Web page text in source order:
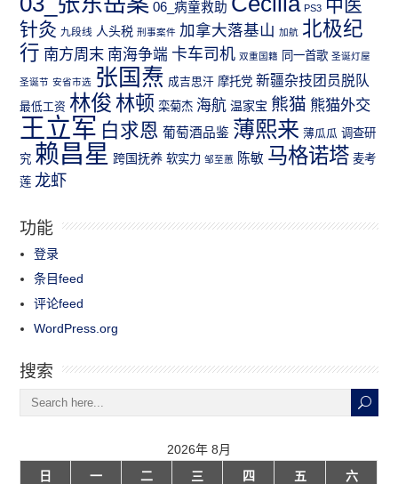
06_病童救助 PS3 中医
针灸 九段线 人头税 刑事案件 加拿大落基山 加航 北极纪
行 南方周末 南海争端 卡车司机 双重国籍 同一首歌 圣诞灯屋
圣诞节 安省市选 张国焘 成吉思汗 摩托党 新疆杂技团员脱队
最低工资 林俊 林顿 栾菊杰 海航 温家宝 熊猫 熊猫外交
王立军 白求恩 葡萄酒品鉴 薄熙来 薄瓜瓜 调查研
究 赖昌星 跨国抚养 软实力 邹至蕙 陈敏 马格诺塔 麦考
莲 龙虾
功能
登录
条目feed
评论feed
WordPress.org
搜索
2026年 8月
日
一 二 三 四 五 六